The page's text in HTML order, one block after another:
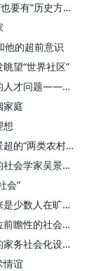
方法” ——社会学家
他的超前意识
望“世界社区”
景超的相关论述出发
家庭
想
农村”与城乡一体论
会学家吴景超
会”
在旷野中的呼声
家 ——《都市意识与
务社会化设想
情谊